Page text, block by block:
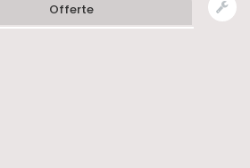
Offerte